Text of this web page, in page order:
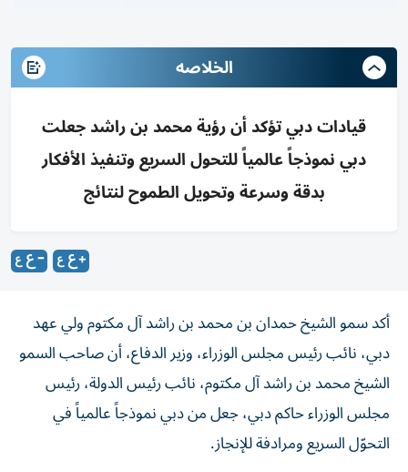
الخلاصه
قيادات دبي تؤكد أن رؤية محمد بن راشد جعلت
دبي نموذجاً عالمياً للتحول السريع وتنفيذ الأفكار
بدقة وسرعة وتحويل الطموح لنتائج
أكد سمو الشيخ حمدان بن محمد بن راشد آل مكتوم ولي عهد
دبي، نائب رئيس مجلس الوزراء، وزير الدفاع، أن صاحب السمو
الشيخ محمد بن راشد آل مكتوم، نائب رئيس الدولة، رئيس
مجلس الوزراء حاكم دبي، جعل من دبي نموذجاً عالمياً في
التحوّل السريع ومرادفة للإنجاز.